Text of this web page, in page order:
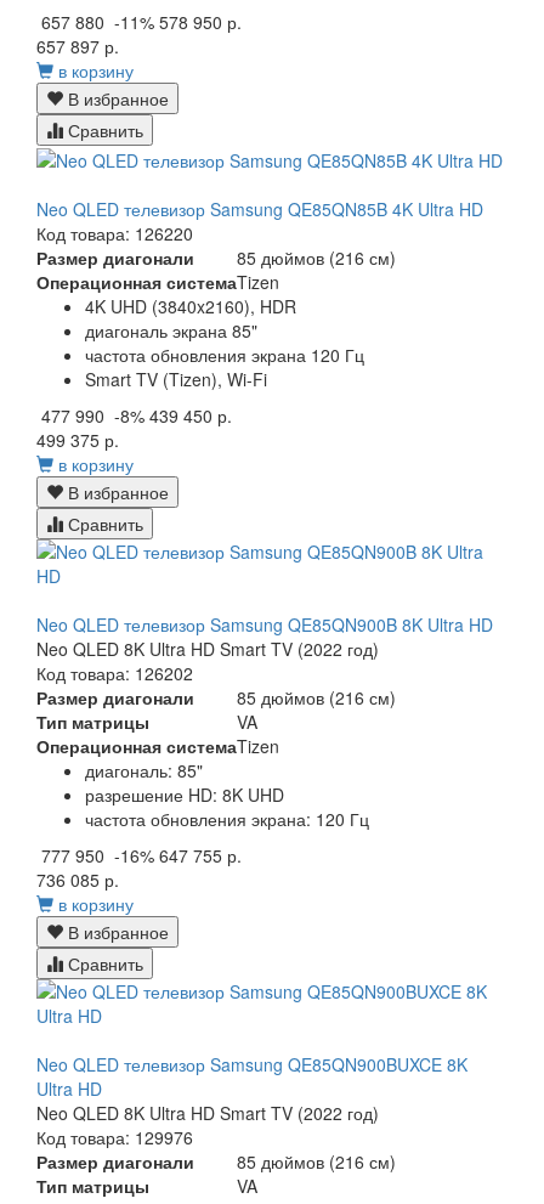
657 880 -11% 578 950 р.
657 897 р.
в корзину
В избранное
Сравнить
Neo QLED телевизор Samsung QE85QN85B 4K Ultra HD
Код товара: 126220
Размер диагонали
85 дюймов (216 см)
Операционная системаTizen
4K UHD (3840x2160), HDR
диагональ экрана 85"
частота обновления экрана 120 Гц
Smart TV (Tizen), Wi-Fi
477 990 -8% 439 450 р.
499 375 р.
в корзину
В избранное
Сравнить
Neo QLED телевизор Samsung QE85QN900B 8K Ultra HD
Neo QLED 8K Ultra HD Smart TV (2022 год)
Код товара: 126202
Размер диагонали
85 дюймов (216 см)
Тип матрицы
VA
Операционная системаTizen
диагональ: 85"
разрешение HD: 8K UHD
частота обновления экрана: 120 Гц
777 950 -16% 647 755 р.
736 085 р.
в корзину
В избранное
Сравнить
Neo QLED телевизор Samsung QE85QN900BUXCE 8K
Ultra HD
Neo QLED 8K Ultra HD Smart TV (2022 год)
Код товара: 129976
Размер диагонали
85 дюймов (216 см)
Тип матрицы
VA